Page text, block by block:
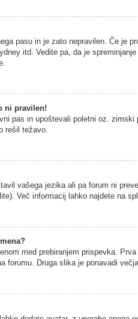
pasu in je zato nepravilen. Če je
itd. Vedite pa, da je
ni pravilen!
pas in upoštevali poletni oz.
rešil težavo.
vašega jezika ali pa forum ni
Več informacij lahko najdete na
med prebiranjem prispevka.
forumu. Druga slika je ponavadi